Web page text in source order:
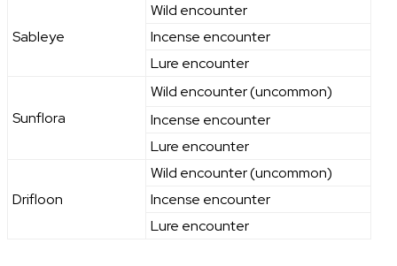
Sableye
Wild encounter
Incense encounter
Lure encounter
Sunflora
Wild encounter (uncommon)
Incense encounter
Lure encounter
Drifloon
Wild encounter (uncommon)
Incense encounter
Lure encounter